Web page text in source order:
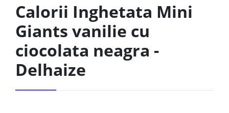
Calorii Inghetata Mini
Giants vanilie cu
ciocolata neagra -
Delhaize